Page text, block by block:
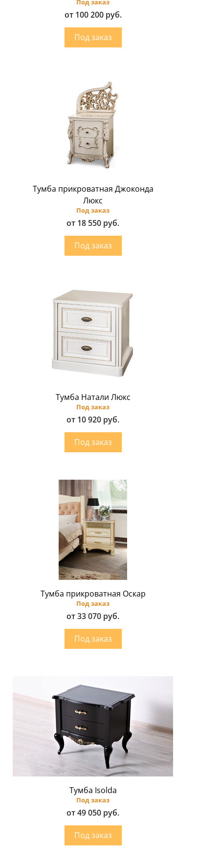
Под заказ
от 100 200 руб.
Тумба прикроватная Джоконда
Люкс
Под заказ
от 18 550 руб.
Тумба Натали Люкс
Под заказ
от 10 920 руб.
Тумба прикроватная Оскар
Под заказ
от 33 070 руб.
Тумба Isolda
Под заказ
от 49 050 руб.